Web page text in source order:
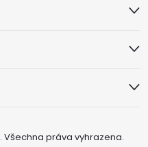
. Všechna práva vyhrazena.